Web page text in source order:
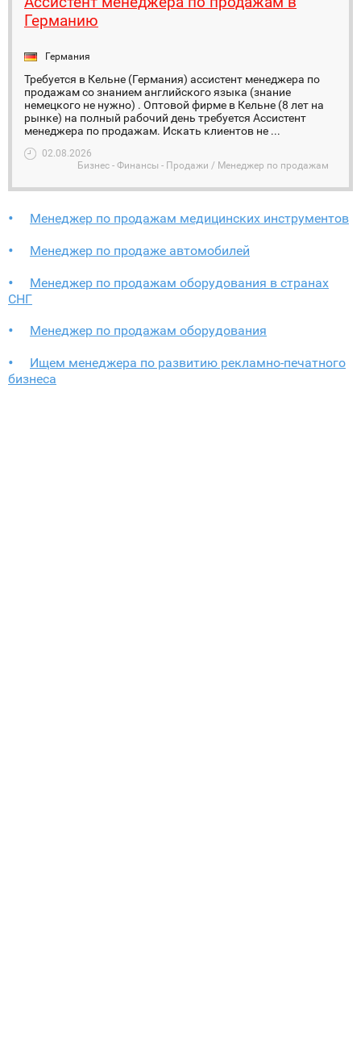
Германию
Германия
Требуется в Кельне (Германия) ассистент менеджера по
продажам со знанием английского языка (знание
немецкого не нужно) . Оптовой фирме в Кельне (8 лет на
рынке) на полный рабочий день требуется Ассистент
менеджера по продажам. Искать клиентов не ...
02.08.2026
Бизнес - Финансы - Продажи / Менеджер по продажам
Менеджер по продажам медицинских инструментов
Менеджер по продаже автомобилей
Менеджер по продажам оборудования в странах
СНГ
Менеджер по продажам оборудования
Ищем менеджера по развитию рекламно-печатного
бизнеса